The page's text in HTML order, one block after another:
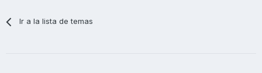
Ir a la lista de temas